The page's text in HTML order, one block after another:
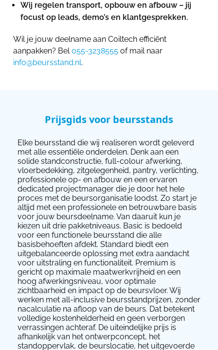
Wij regelen transport, opbouw en afbouw – jij
focust op leads, demo’s en klantgesprekken.
Wil je jouw deelname aan Coiltech efficiënt
aanpakken? Bel055-3238555 of mail naar
info@beursstand.nl.
Prijsgids voor beursstands
Elke beursstand die wij realiseren wordt geleverd
met alle essentiële onderdelen. Denk aan een
solide standconstructie, full-colour afwerking,
vloerbedekking, zitgelegenheid, pantry, verlichting,
professionele op- en afbouw en een ervaren
dedicated projectmanager die je door het hele
proces met de beursorganisatie loodst. Zo start je
altijd met een professionele en betrouwbare basis
voor jouw beursdeelname. Van daaruit kun je
kiezen uit drie pakketniveaus. Basic is bedoeld
voor een functionele beursstand die alle
basisbehoeften afdekt. Standard biedt een
uitgebalanceerde oplossing met extra aandacht
voor uitstraling en functionaliteit. Premium is
gericht op maximale maatwerkvrijheid en een
hoog afwerkingsniveau, voor optimale
zichtbaarheid en impact op de beursvloer. Wij
werken met all-inclusive beursstandprijzen, zonder
nacalculatie na afloop van de beurs. Dat betekent
volledige kostenhelderheid en geen verborgen
verrassingen achteraf. De uiteindelijke prijs is
afhankelijk van het ontwerpconcept, het
standoppervlak, de beurslocatie, het uitgevoerde